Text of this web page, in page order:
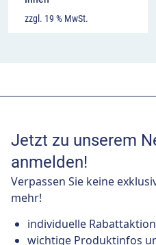
zzgl. 19 % MwSt.
Jetzt zu unserem
anmelden!
Verpassen Sie keine
mehr!
individuelle
wichtige Produktinfos